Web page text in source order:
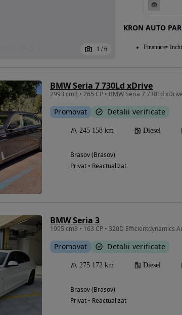
1 / 6
KRON AUTO
Finantare
BMW Seria 7 730Ld xDrive
2993 cm3 • 265 CP • BMW Seria 7 730Ld
Promovat Detalii verificate
245 158 km Diesel
Brasov (Brasov)
Privat • Reactualizat
BMW Seria 3
1995 cm3 • 163 CP • 320D Efficientdynamics
Promovat Detalii verificate
275 172 km Diesel
Brasov (Brasov)
Privat • Reactualizat